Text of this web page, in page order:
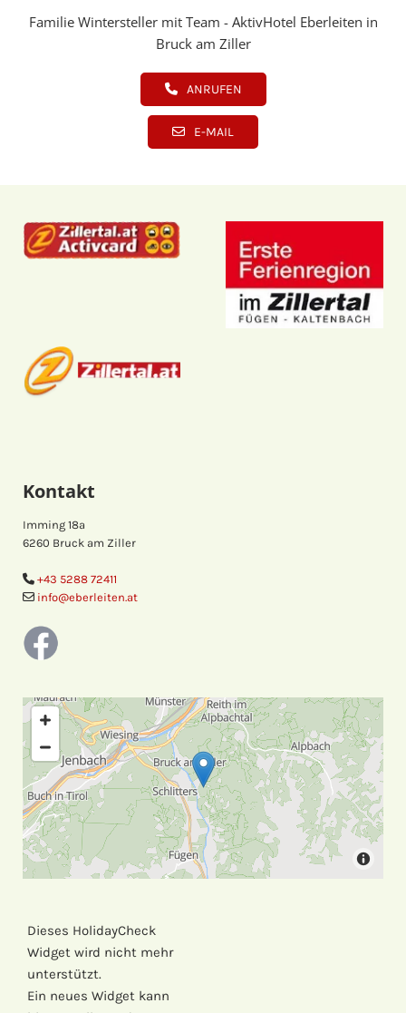
Familie Wintersteller mit Team - AktivHotel Eberleiten in
Bruck am Ziller
ANRUFEN
E-MAIL
Kontakt
Imming 18a
6260 Bruck am Ziller
 +43 5288 72411
 info@eberleiten.at
Dieses HolidayCheck
Widget wird nicht mehr
unterstützt.
Ein neues Widget kann